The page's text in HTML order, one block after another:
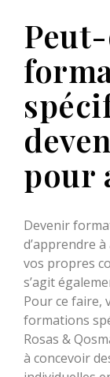
pour
Devenir
d’apprendre
vos propres
s’agit
Pour ce faire,
formations
Rosas &
à concevoir